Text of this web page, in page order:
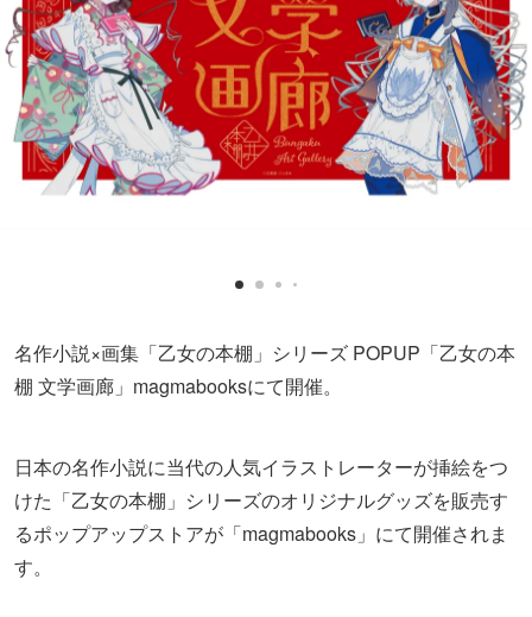
名作小説×画集「乙女の本棚」シリーズ POPUP「乙女の本
棚 文学画廊」magmabooksにて開催。
日本の名作小説に当代の人気イラストレーターが挿絵をつ
けた「乙女の本棚」シリーズのオリジナルグッズを販売す
るポップアップストアが「magmabooks」にて開催されま
す。